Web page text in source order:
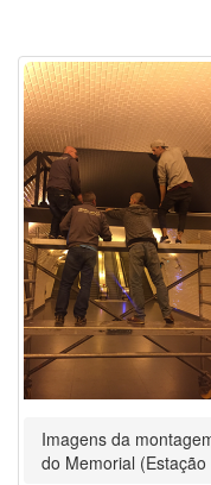
Imagens da
do Memorial